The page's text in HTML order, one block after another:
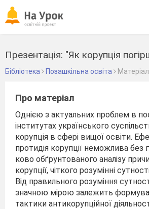
Презентація: "Як корупція
Бібліотека Позашкільна освіта
Про матеріал
Однією з актуальних проблем в
інститутах українського
корупція в сфері вищої освіти.
протидія корупції неможлива без
ково обґрунтованого аналізу
корупції, чіткого розумінні
Від правильного розуміння
значною мірою залежить
тактики антикорупційної